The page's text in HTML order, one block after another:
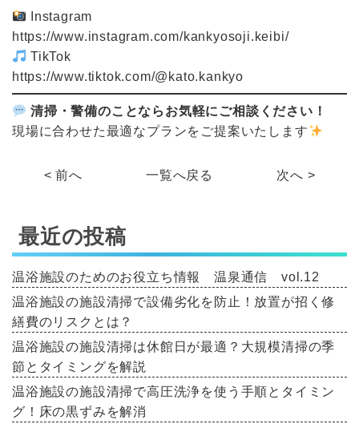
Instagram
https://www.instagram.com/kankyosoji.keibi/
TikTok
https://www.tiktok.com/@kato.kankyo
清掃・警備のことならお気軽にご相談ください！
現場に合わせた最適なプランをご提案いたします
< 前へ 一覧へ戻る 次へ >
最近の投稿
温浴施設のためのお役立ち情報 温泉通信 vol.12
温浴施設の施設清掃で設備劣化を防止！放置が招く修
繕費のリスクとは？
温浴施設の施設清掃は休館日が最適？大規模清掃の季
節とタイミングを解説
温浴施設の施設清掃で高圧洗浄を使う手順とタイミン
グ！床の黒ずみを解消